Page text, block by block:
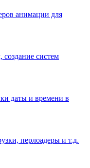
анимации для
систем
даты и времени в
перлоадеры и т.д.